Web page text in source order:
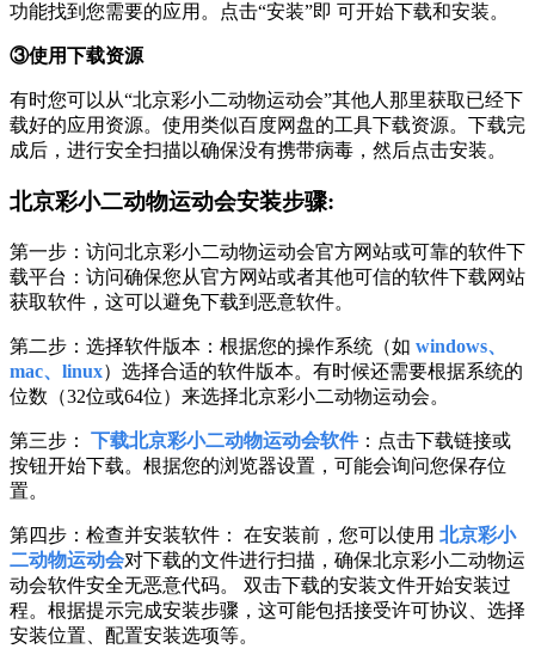
功能找到您需要的应用。点击“安装”即 可开始下载和安装。
③使用下载资源
有时您可以从“北京彩小二动物运动会”其他人那里获取已经下
载好的应用资源。使用类似百度网盘的工具下载资源。下载完
成后，进行安全扫描以确保没有携带病毒，然后点击安装。
北京彩小二动物运动会安装步骤:
第一步：访问北京彩小二动物运动会官方网站或可靠的软件下
载平台：访问确保您从官方网站或者其他可信的软件下载网站
获取软件，这可以避免下载到恶意软件。
第二步：选择软件版本：根据您的操作系统（如 windows、
mac、linux）选择合适的软件版本。有时候还需要根据系统的
位数（32位或64位）来选择北京彩小二动物运动会。
第三步： 下载北京彩小二动物运动会软件：点击下载链接或
按钮开始下载。根据您的浏览器设置，可能会询问您保存位
置。
第四步：检查并安装软件： 在安装前，您可以使用 北京彩小
二动物运动会对下载的文件进行扫描，确保北京彩小二动物运
动会软件安全无恶意代码。 双击下载的安装文件开始安装过
程。根据提示完成安装步骤，这可能包括接受许可协议、选择
安装位置、配置安装选项等。